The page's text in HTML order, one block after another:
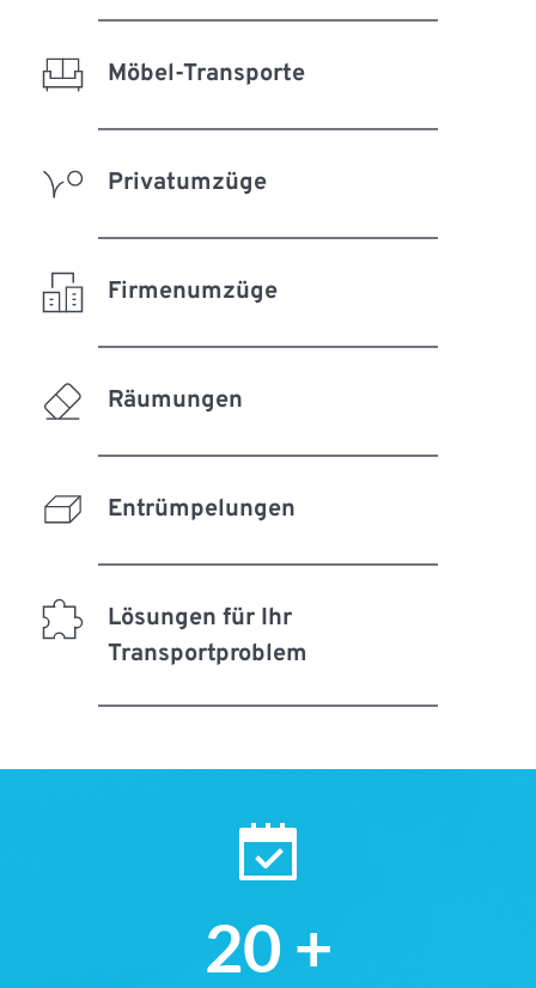
Möbel-Transporte
Privatumzüge
Firmenumzüge
Räumungen
Entrümpelungen
Lösungen für Ihr
Transportproblem
20 +